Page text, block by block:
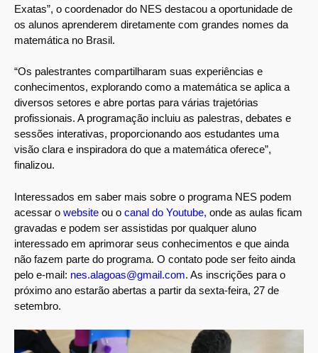
Exatas”, o coordenador do NES destacou a oportunidade de
os alunos aprenderem diretamente com grandes nomes da
matemática no Brasil.
“Os palestrantes compartilharam suas experiências e
conhecimentos, explorando como a matemática se aplica a
diversos setores e abre portas para várias trajetórias
profissionais. A programação incluiu as palestras, debates e
sessões interativas, proporcionando aos estudantes uma
visão clara e inspiradora do que a matemática oferece”,
finalizou.
Interessados em saber mais sobre o programa NES podem
acessar o website ou o canal do Youtube, onde as aulas ficam
gravadas e podem ser assistidas por qualquer aluno
interessado em aprimorar seus conhecimentos e que ainda
não fazem parte do programa. O contato pode ser feito ainda
pelo e-mail: nes.alagoas@gmail.com. As inscrições para o
próximo ano estarão abertas a partir da sexta-feira, 27 de
setembro.